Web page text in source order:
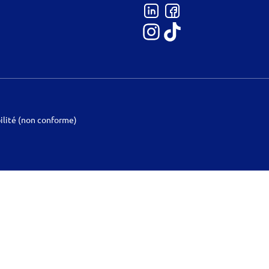
(non conforme)